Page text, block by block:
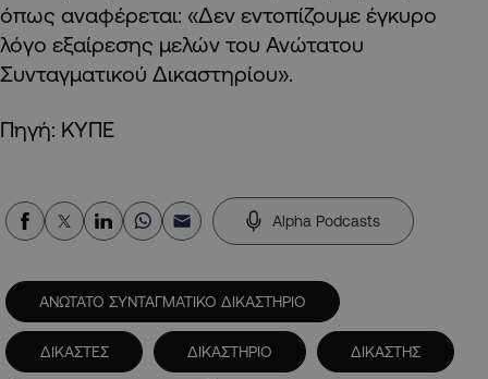
όπως αναφέρεται: «Δεν εντοπίζουμε έγκυρο
λόγο εξαίρεσης μελών του Ανώτατου
Συνταγματικού Δικαστηρίου».
Πηγή: ΚΥΠΕ
Alpha Podcasts
ΑΝΩΤΑΤΟ ΣΥΝΤΑΓΜΑΤΙΚΟ ΔΙΚΑΣΤΗΡΙΟ
ΔΙΚΑΣΤΕΣ ΔΙΚΑΣΤΗΡΙΟ ΔΙΚΑΣΤΗΣ